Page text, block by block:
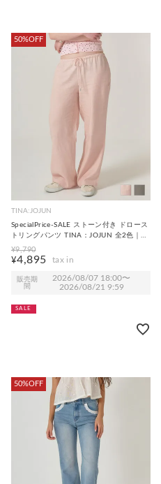
50%OFF
TINA:JOJUN
SpecialPrice-SALE ストーン付き ドロース
トリングパンツ TINA：JOJUN 全2色｜
tnj721-1056【2】
¥9,790
¥4,895
販売期
間
2026/08/07 18:00〜
2026/08/21 9:59
SALE
50%OFF